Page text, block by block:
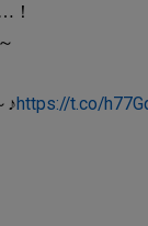
！
♪https://t.co/